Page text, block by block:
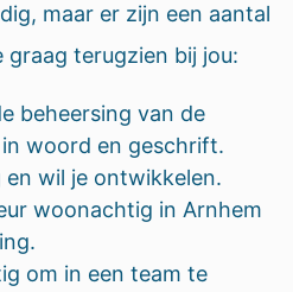
maar er zijn een aantal
graag terugzien bij jou:
beheersing van de
woord en geschrift.
wil je ontwikkelen.
woonachtig in Arnhem
om in een team te